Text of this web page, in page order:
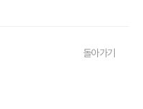
트, 나에게 맞는 가입 방법은?
돌아가기